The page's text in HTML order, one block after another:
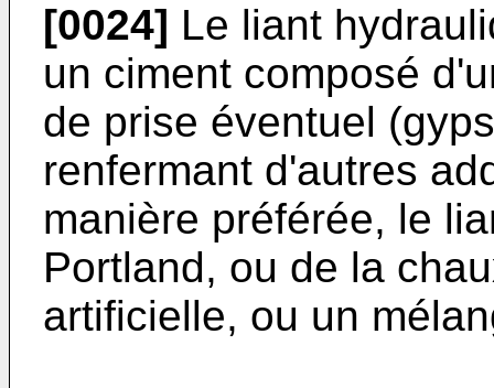
[0024] Le liant
un ciment composé
de prise éventuel
renfermant d'autres
manière préférée, le
Portland, ou de la
artificielle, ou un